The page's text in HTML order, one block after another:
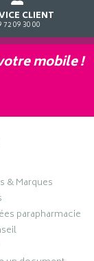
CLIENT
72 09 30 00
mobile !
& Marques
parapharmacie